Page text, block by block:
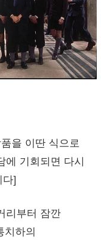
을 이딴 식으로
에 기회되면 다시
다]
리부터 잠깐
치하의